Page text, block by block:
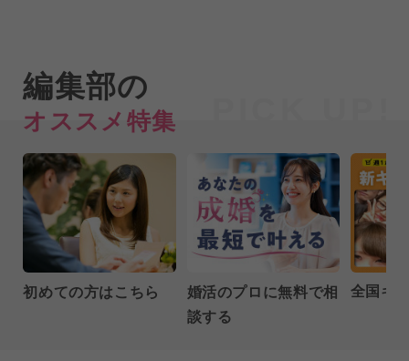
編集部の
オススメ特集
初めての方はこちら
婚活のプロに無料で相
談する
全国キ